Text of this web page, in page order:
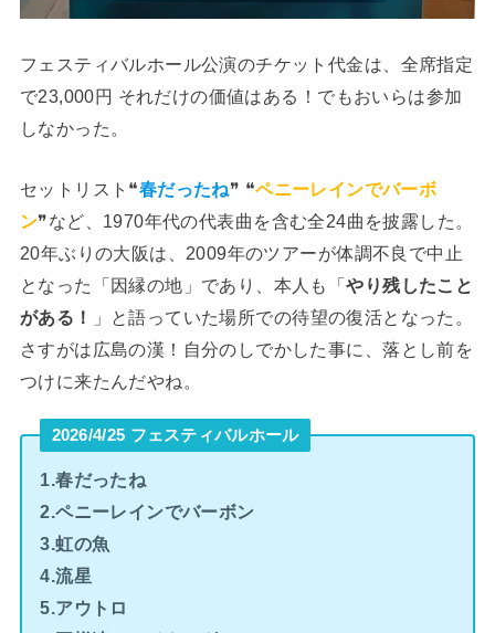
フェスティバルホール公演のチケット代金は、全席指定
で23,000円 それだけの価値はある！でもおいらは参加
しなかった。
セットリスト❝春だったね❞ ❝ペニーレインでバーボ
ン❞など、1970年代の代表曲を含む全24曲を披露した。
20年ぶりの大阪は、2009年のツアーが体調不良で中止
となった「因縁の地」であり、本人も「やり残したこと
がある！
」と語っていた場所での待望の復活となった。
さすがは広島の漢！自分のしでかした事に、落とし前を
つけに来たんだやね。
2026/4/25 フェスティバルホール
1.春だったね
2.ペニーレインでバーボン
3.虹の魚
4.流星
5.アウトロ